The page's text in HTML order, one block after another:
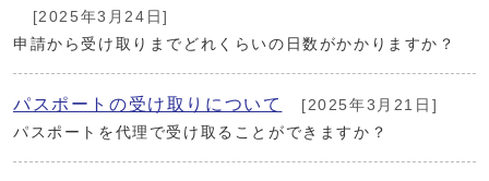
[2025年3月24日]
申請から受け取りまでどれくらいの日数がかかりますか？
パスポートの受け取りについて
[2025年3月21日]
パスポートを代理で受け取ることができますか？